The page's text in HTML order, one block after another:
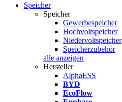
Speicher
Speicher
Gewerbespeicher
Hochvoltspeicher
Niedervoltspeicher
Speicherzubehör
alle anzeigen
Hersteller
AlphaESS
BYD
EcoFlow